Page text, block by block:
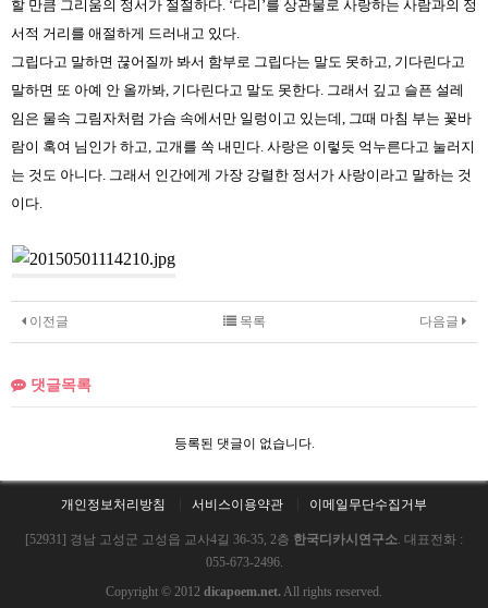
할 만큼 그리움의 정서가 절절하다. ‘다리’를 상관물로 사랑하는 사람과의 정
서적 거리를 애절하게 드러내고 있다.
그립다고 말하면 끊어질까 봐서 함부로 그립다는 말도 못하고, 기다린다고
말하면 또 아예 안 올까봐, 기다린다고 말도 못한다. 그래서 깊고 슬픈 설레
임은 물속 그림자처럼 가슴 속에서만 일렁이고 있는데, 그때 마침 부는 꽃바
람이 혹여 님인가 하고, 고개를 쏙 내민다. 사랑은 이렇듯 억누른다고 눌러지
는 것도 아니다. 그래서 인간에게 가장 강렬한 정서가 사랑이라고 말하는 것
이다.
이전글 다음글
목록
댓글목록
등록된 댓글이 없습니다.
개인정보처리방침 서비스이용약관 이메일무단수집거부
[52931] 경남 고성군 고성읍 교사4길 36-35, 2층 한국디카시연구소. 대표전화 :
055-673-2496.
Copyright © 2012 dicapoem.net. All rights reserved.